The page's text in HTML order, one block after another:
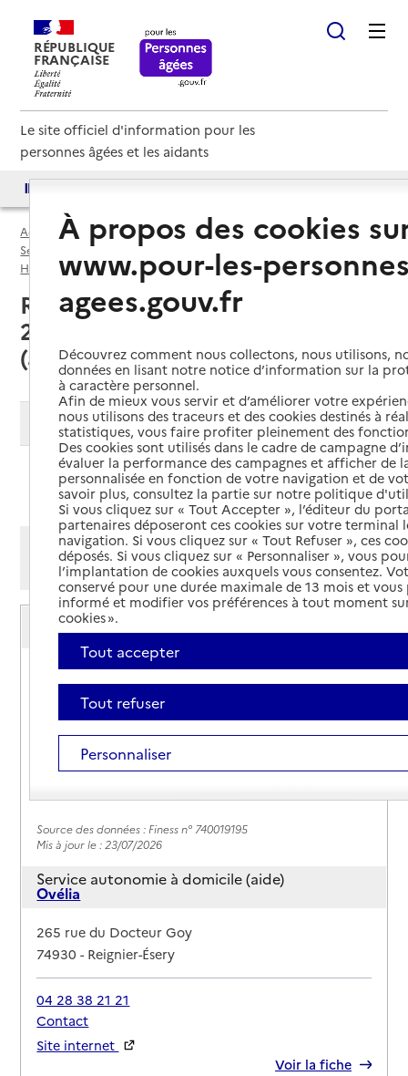
RÉPUBLIQUE
FRANÇAISE
Le site officiel d'information pour les
personnes âgées et les aidants
Accueil
Espace annuaire
Services autonomie à domicile (aide) par département
Haute-Savoie (74)
Service autonomie à domicile (aide)
Reignier-Ésery (74930) : liste des
2 services autonomie à domicile
(aide)
Modifier ma recherche
Ajouter cette recherche aux favoris
Afficher les résultats par:
Mode liste
Mode carte
Service autonomie à domicile (aide)
ADMR Les Tourelles
Adresse
Grande Rue
74930-Reignier-Ésery
04 50 95 15 32
Site internet
Source des données : Finess n° 740019195
Mis à jour le : 23/07/2026
Service autonomie à domicile (aide)
Ovélia
Adresse
265 rue du Docteur Goy
74930-Reignier-Ésery
04 28 38 21 21
Contact
Site internet
Voir la fiche
À propos des cookies
www.pour-les-
agees.gouv.fr
Découvrez comment nous collectons, nous utilisons,
données en lisant notre notice d’information sur la
à caractère personnel.
Afin de mieux vous servir et d’améliorer votre
nous utilisons des traceurs et des cookies destinés à
statistiques, vous faire profiter pleinement des
Des cookies sont utilisés dans le cadre de campagne
évaluer la performance des campagnes et afficher de
personnalisée en fonction de votre navigation et de
savoir plus, consultez la partie sur notre politique
Si vous cliquez sur « Tout Accepter », l’éditeur du
partenaires déposeront ces cookies sur votre terminal
navigation. Si vous cliquez sur « Tout Refuser », ces
déposés. Si vous cliquez sur « Personnaliser », vous
l’implantation de cookies auxquels vous consentez.
conservé pour une durée maximale de 13 mois et
informé et modifier vos préférences à tout moment
cookies ».
Tout accepter
Tout refuser
Personnaliser